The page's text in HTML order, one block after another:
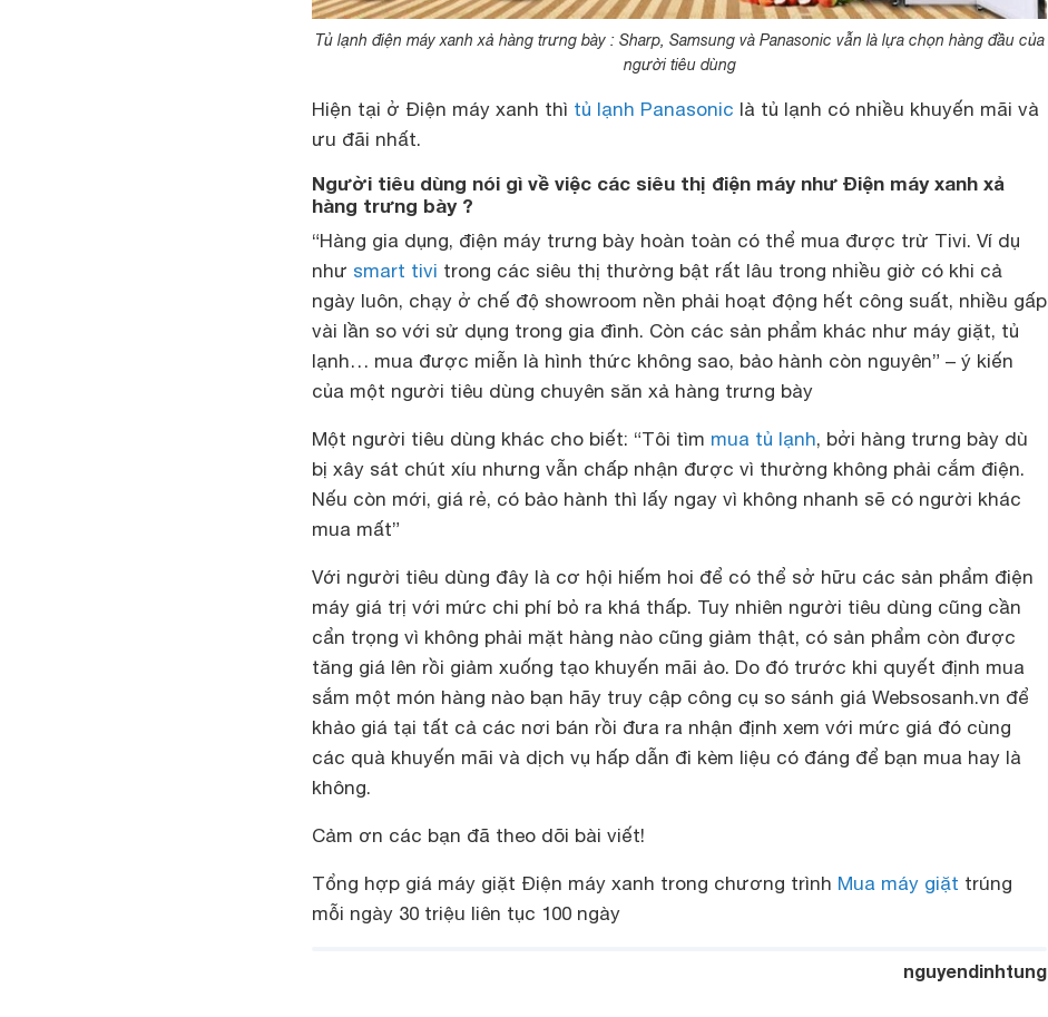
Tủ lạnh điện máy xanh xả hàng trưng bày : Sharp, Samsung và Panasonic vẫn là lựa chọn hàng đầu của
người tiêu dùng
Hiện tại ở Điện máy xanh thì tủ lạnh Panasonic là tủ lạnh có nhiều khuyến mãi và
ưu đãi nhất.
Người tiêu dùng nói gì về việc các siêu thị điện máy như Điện máy xanh xả
hàng trưng bày ?
“Hàng gia dụng, điện máy trưng bày hoàn toàn có thể mua được trừ Tivi. Ví dụ
như smart tivi trong các siêu thị thường bật rất lâu trong nhiều giờ có khi cả
ngày luôn, chạy ở chế độ showroom nền phải hoạt động hết công suất, nhiều gấp
vài lần so với sử dụng trong gia đình. Còn các sản phẩm khác như máy giặt, tủ
lạnh… mua được miễn là hình thức không sao, bảo hành còn nguyên” – ý kiến
của một người tiêu dùng chuyên săn xả hàng trưng bày
Một người tiêu dùng khác cho biết: “Tôi tìm mua tủ lạnh, bởi hàng trưng bày dù
bị xây sát chút xíu nhưng vẫn chấp nhận được vì thường không phải cắm điện.
Nếu còn mới, giá rẻ, có bảo hành thì lấy ngay vì không nhanh sẽ có người khác
mua mất”
Với người tiêu dùng đây là cơ hội hiếm hoi để có thể sở hữu các sản phẩm điện
máy giá trị với mức chi phí bỏ ra khá thấp. Tuy nhiên người tiêu dùng cũng cần
cẩn trọng vì không phải mặt hàng nào cũng giảm thật, có sản phẩm còn được
tăng giá lên rồi giảm xuống tạo khuyến mãi ảo. Do đó trước khi quyết định mua
sắm một món hàng nào bạn hãy truy cập công cụ so sánh giá Websosanh.vn để
khảo giá tại tất cả các nơi bán rồi đưa ra nhận định xem với mức giá đó cùng
các quà khuyến mãi và dịch vụ hấp dẫn đi kèm liệu có đáng để bạn mua hay là
không.
Cảm ơn các bạn đã theo dõi bài viết!
Tổng hợp giá máy giặt Điện máy xanh trong chương trình Mua máy giặt trúng
mỗi ngày 30 triệu liên tục 100 ngày
nguyendinhtung